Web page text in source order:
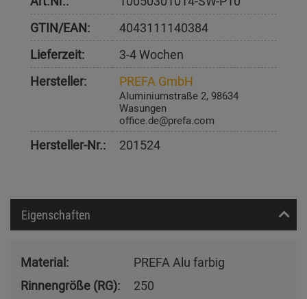
GTIN/EAN:
4043111140384
Lieferzeit:
3-4 Wochen
Hersteller:
PREFA GmbH
Aluminiumstraße 2, 98634
Wasungen
office.de@prefa.com
Hersteller-Nr.: 201524
Eigenschaften
Material:
PREFA Alu farbig
Rinnengröße (RG):
250